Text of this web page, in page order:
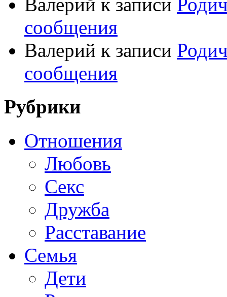
сообщения
Валерий к записи
сообщения
Рубрики
Отношения
Любовь
Секс
Дружба
Расставание
Семья
Дети